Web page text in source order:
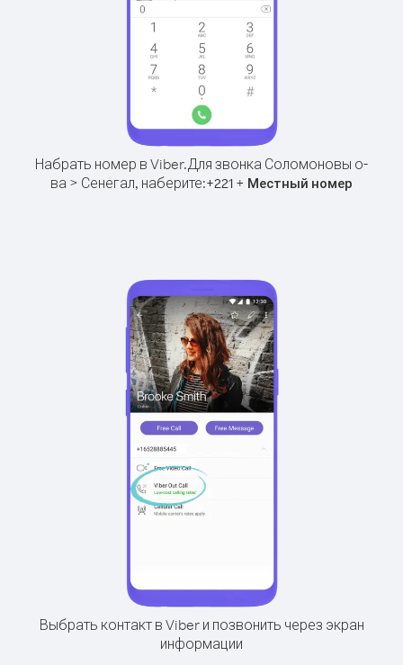
Набрать номер в Viber.Для звонка Соломоновы о-
ва > Сенегал, наберите:+221 + Местный номер
Выбрать контакт в Viber и позвонить через экран
информации